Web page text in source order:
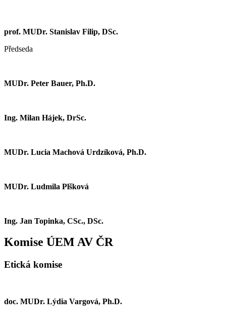
prof. MUDr. Stanislav Filip, DSc.
Předseda
MUDr. Peter Bauer, Ph.D.
Ing. Milan Hájek, DrSc.
MUDr. Lucia Machová Urdzíková, Ph.D.
MUDr. Ludmila Plšková
Ing. Jan Topinka, CSc., DSc.
Komise ÚEM AV ČR
Etická komise
doc. MUDr. Lýdia Vargová, Ph.D.